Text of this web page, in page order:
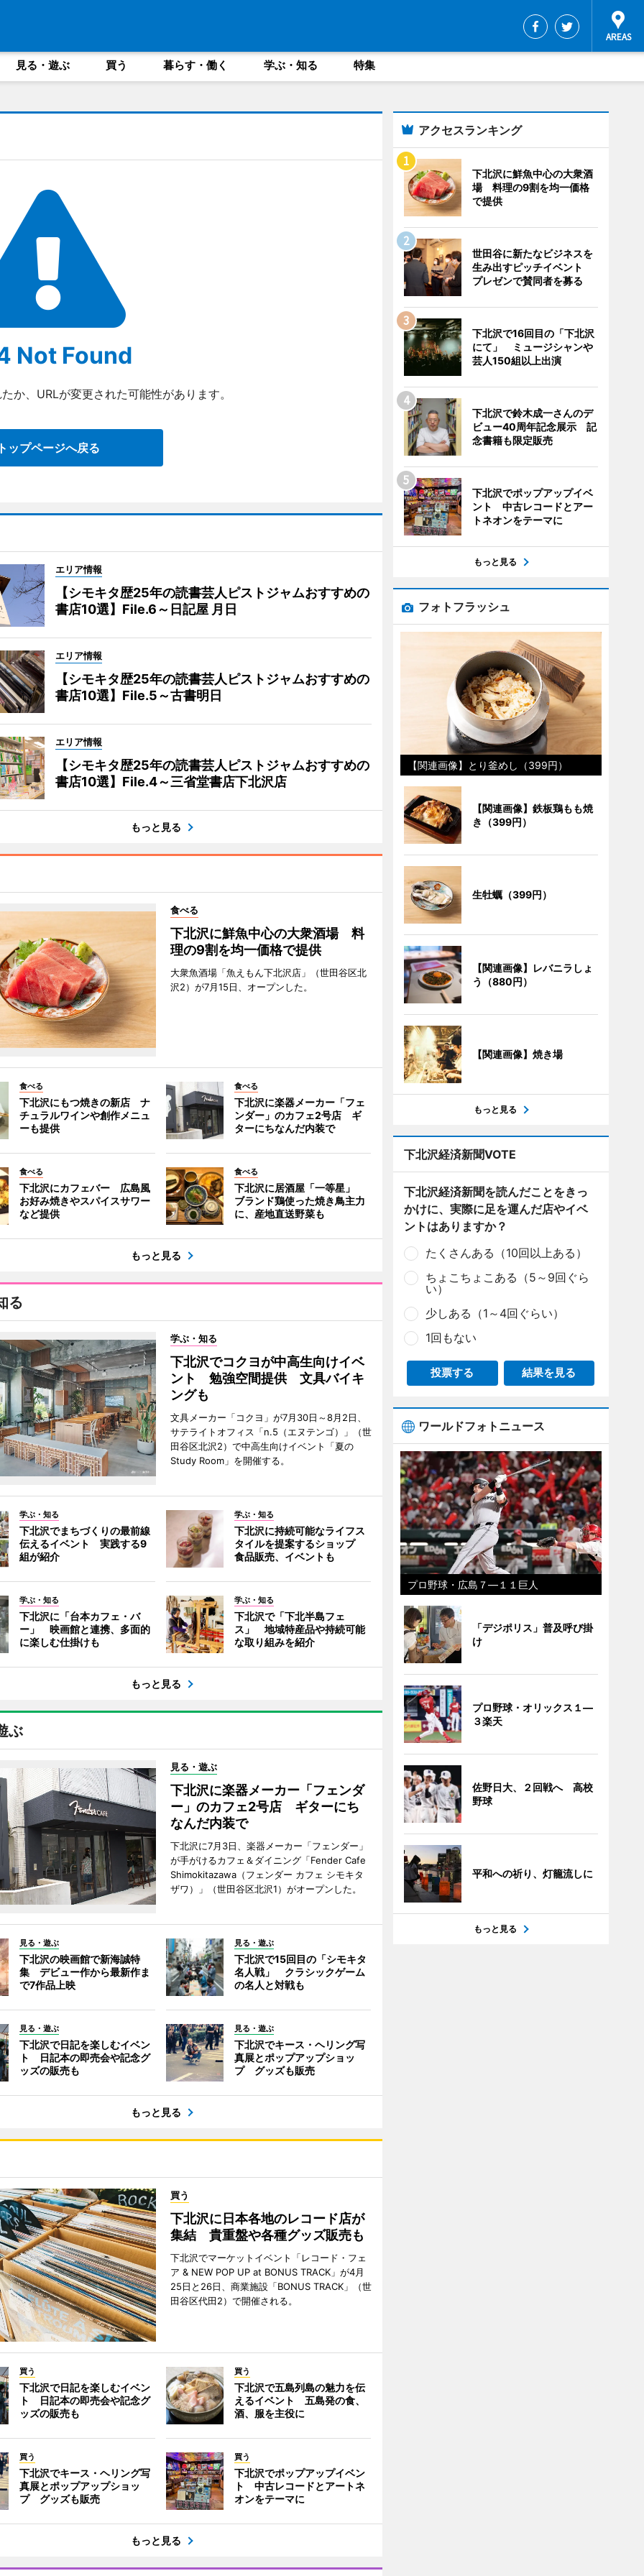
見る・遊ぶ 買う 暮らす・働く 学ぶ・知る 特集
Not Found
か、URLが変更された可能性があります。
ップページへ戻る
エリア情報
【シモキタ歴25年の読書芸人ピストジャムおすすめの
書店10選】File.6～日記屋 月日
エリア情報
【シモキタ歴25年の読書芸人ピストジャムおすすめの
書店10選】File.5～古書明日
エリア情報
【シモキタ歴25年の読書芸人ピストジャムおすすめの
書店10選】File.4～三省堂書店下北沢店
もっと見る
食べる
下北沢に鮮魚中心の大衆酒場 料
理の9割を均一価格で提供
大衆魚酒場「魚えもん下北沢店」（世田谷区北
沢2）が7月15日、オープンした。
食べる
下北沢にもつ焼きの新店 ナ
チュラルワインや創作メニュ
ーも提供
食べる
下北沢に楽器メーカー「フェ
ンダー」のカフェ2号店 ギ
ターにちなんだ内装で
食べる
下北沢にカフェバー 広島風
お好み焼きやスパイスサワー
など提供
食べる
下北沢に居酒屋「一等星」
ブランド鶏使った焼き鳥主力
に、産地直送野菜も
もっと見る
る
学ぶ・知る
下北沢でコクヨが中高生向けイベ
ント 勉強空間提供 文具バイキ
ングも
文具メーカー「コクヨ」が7月30日～8月2日、
サテライトオフィス「n.5（エヌテンゴ）」（世
田谷区北沢2）で中高生向けイベント「夏の
Study Room」を開催する。
学ぶ・知る
下北沢でまちづくりの最前線
伝えるイベント 実践する9
組が紹介
学ぶ・知る
下北沢に持続可能なライフス
タイルを提案するショップ
食品販売、イベントも
学ぶ・知る
下北沢に「台本カフェ・バ
ー」 映画館と連携、多面的
に楽しむ仕掛けも
学ぶ・知る
下北沢で「下北半島フェ
ス」 地域特産品や持続可能
な取り組みを紹介
もっと見る
ぶ
見る・遊ぶ
下北沢に楽器メーカー「フェンダ
ー」のカフェ2号店 ギターにち
なんだ内装で
下北沢に7月3日、楽器メーカー「フェンダー」
が手がけるカフェ＆ダイニング「Fender Cafe
Shimokitazawa（フェンダー カフェ シモキタ
ザワ）」（世田谷区北沢1）がオープンした。
見る・遊ぶ
下北沢の映画館で新海誠特
集 デビュー作から最新作ま
で7作品上映
見る・遊ぶ
下北沢で15回目の「シモキタ
名人戦」 クラシックゲーム
の名人と対戦も
見る・遊ぶ
下北沢で日記を楽しむイベン
ト 日記本の即売会や記念グ
ッズの販売も
見る・遊ぶ
下北沢でキース・ヘリング写
真展とポップアップショッ
プ グッズも販売
もっと見る
買う
下北沢に日本各地のレコード店が
集結 貴重盤や各種グッズ販売も
下北沢でマーケットイベント「レコード・フェ
ア & NEW POP UP at BONUS TRACK」が4月
25日と26日、商業施設「BONUS TRACK」（世
田谷区代田2）で開催される。
買う
下北沢で日記を楽しむイベン
ト 日記本の即売会や記念グ
ッズの販売も
買う
下北沢で五島列島の魅力を伝
えるイベント 五島発の食、
酒、服を主役に
買う
下北沢でキース・ヘリング写
真展とポップアップショッ
プ グッズも販売
買う
下北沢でポップアップイベン
ト 中古レコードとアートネ
オンをテーマに
もっと見る
アクセスランキング
下北沢に鮮魚中心の大衆酒
場 料理の9割を均一価格
で提供
世田谷に新たなビジネスを
生み出すピッチイベント
プレゼンで賛同者を募る
下北沢で16回目の「下北沢
にて」 ミュージシャンや
芸人150組以上出演
下北沢で鈴木成一さんのデ
ビュー40周年記念展示 記
念書籍も限定販売
下北沢でポップアップイベ
ント 中古レコードとアー
トネオンをテーマに
もっと見る
フォトフラッシュ
【関連画像】とり釜めし（399円）
【関連画像】鉄板鶏もも焼
き（399円）
生牡蠣（399円）
【関連画像】レバニラしょ
う（880円）
【関連画像】焼き場
もっと見る
下北沢経済新聞VOTE
下北沢経済新聞を読んだことをきっ
かけに、実際に足を運んだ店やイベ
ントはありますか？
たくさんある（10回以上ある）
ちょこちょこある（5～9回ぐら
い）
少しある（1～4回ぐらい）
1回もない
投票する 結果を見る
ワールドフォトニュース
プロ野球・広島７―１１巨人
「デジポリス」普及呼び掛
け
プロ野球・オリックス１―
３楽天
佐野日大、２回戦へ 高校
野球
平和への祈り、灯籠流しに
もっと見る